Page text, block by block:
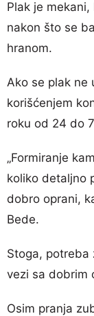
Plak je
nakon što se
hranom.
Ako se plak ne
korišćenjem
roku od 24 do
„Formiranje
koliko detaljno
dobro oprani,
Bede.
Stoga, potreba
vezi sa dobrim
Osim pranja